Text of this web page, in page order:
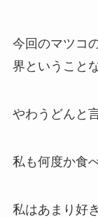
今回のマツコ
界 ということ
やわうどん と
私も何度か食
私はあまり好